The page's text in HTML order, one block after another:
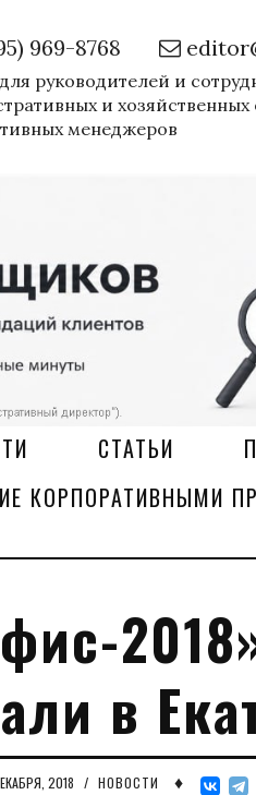
969-8768
руководителей и
и хозяйственных
менеджеров
СТАТЬИ
КОРПОРАТИВНЫМИ
в
2018 / НОВОСТИ ♦